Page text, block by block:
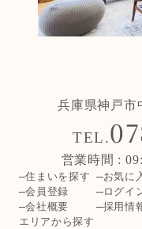
兵庫県神戸市
TEL.
営業時間 :
住まいを探す お気に
会員登録
ログイ
会社概要
採用情
エリアから探す